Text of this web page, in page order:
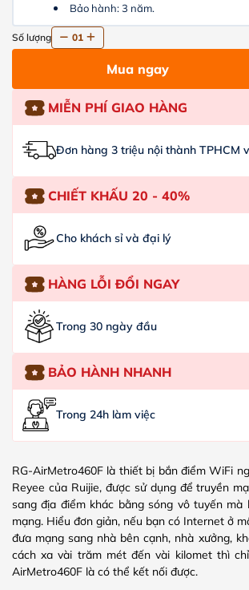
Bảo hành: 3 năm.
Số lượng 01
Mua ngay
MIỄN PHÍ GIAO HÀNG
Đơn hàng 3 triệu nội thành TPHCM
CHIẾT KHẤU 20 - 40%
Cho khách sỉ và đại lý
HÀNG LỖI ĐỔI NGAY
Trong 30 ngày đầu
BẢO HÀNH NHANH
Trong 24h làm việc
RG-AirMetro460F là thiết bị bắn điểm WiFi
Reyee của Ruijie, được sử dụng để truyền
sang địa điểm khác bằng sóng vô tuyến mà
mạng. Hiểu đơn giản, nếu bạn có Internet ở
đưa mạng sang nhà bên cạnh, nhà xưởng,
cách xa vài trăm mét đến vài kilomet thì
AirMetro460F là có thể kết nối được.